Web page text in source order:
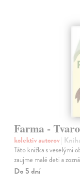
Farma -
kolektív autorov|
Táto knižka s veselými
zaujme malé deti a
Do 5 dní